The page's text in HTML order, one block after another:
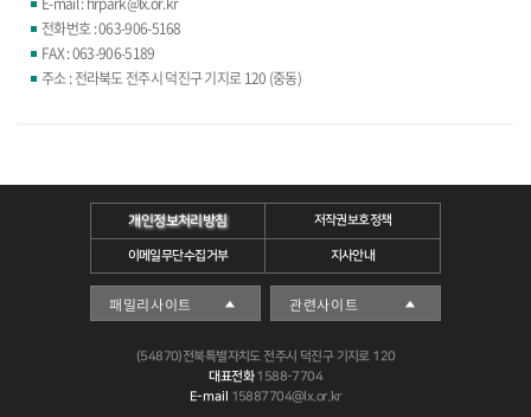
전화번호 : 063-906-5168
FAX : 063-906-5189
주소 : 전라북도 전주시 덕진구 기지로 120 (중동)
개인정보처리방침 저작권보호정책
이메일무단수집거부 지사안내
(54870)전북특별자치도 전주시 덕진구 기지로 120
대표전화1588-7704
E-mail 15887704@lx.or.kr